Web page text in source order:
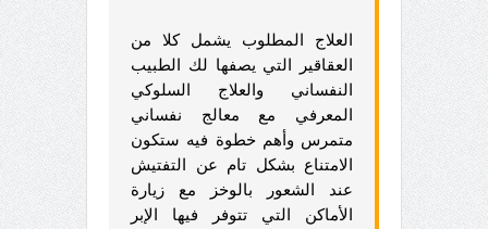
العلاج المطلوب يشمل كلا من
العقاقير التي يصفها لك الطبيب
النفساني والعلاج السلوكي
المعرفي مع معالج نفساني
متمرس وأهم خطوة فيه ستكون
الامتناع بشكل تام عن التفتيش
عند الشعور بالوخز مع زيارة
الأماكن التي تتوفر فيها الإبر